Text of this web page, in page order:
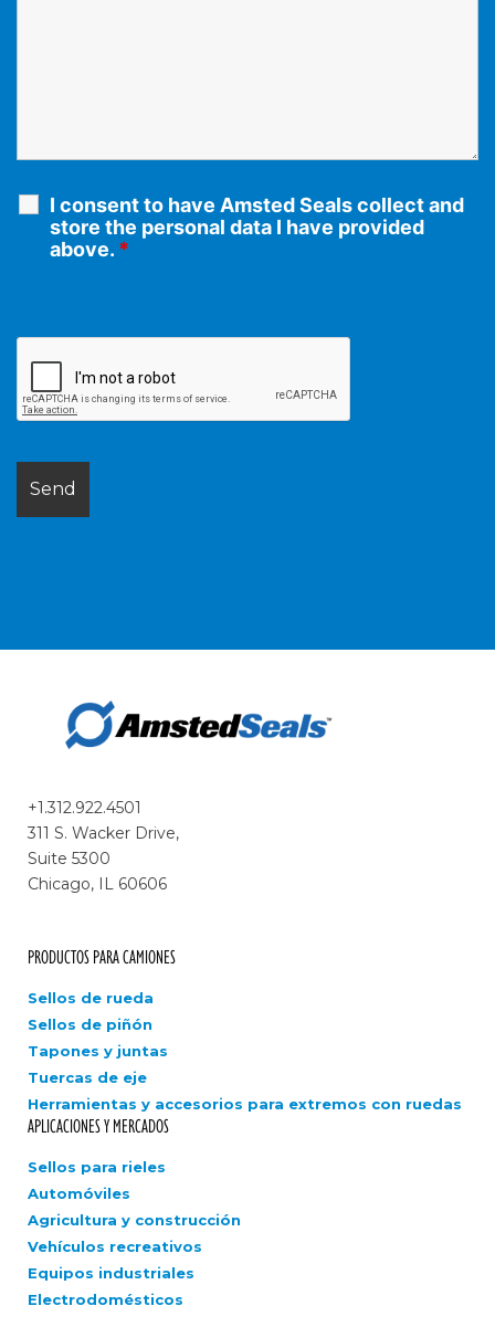
I consent to have Amsted Seals collect and
store the personal data I have provided
above. *
+1.312.922.4501
311 S. Wacker Drive,
Suite 5300
Chicago, IL 60606
PRODUCTOS PARA CAMIONES
Sellos de rueda
Sellos de piñón
Tapones y juntas
Tuercas de eje
Herramientas y accesorios para extremos con ruedas
APLICACIONES Y MERCADOS
Sellos para rieles
Automóviles
Agricultura y construcción
Vehículos recreativos
Equipos industriales
Electrodomésticos